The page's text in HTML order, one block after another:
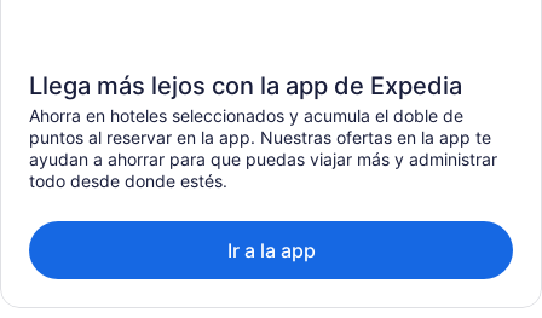
Llega más lejos con la app de Expedia
Ahorra en hoteles seleccionados y acumula el doble de
puntos al reservar en la app. Nuestras ofertas en la app te
ayudan a ahorrar para que puedas viajar más y administrar
todo desde donde estés.
Ir a la app